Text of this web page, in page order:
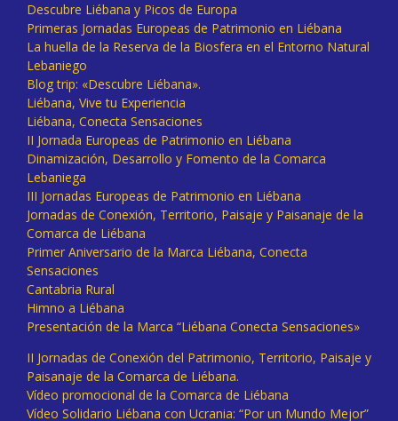
Descubre Liébana y Picos de Europa
Primeras Jornadas Europeas de Patrimonio en Liébana
La huella de la Reserva de la Biosfera en el Entorno Natural
Lebaniego
Blog trip: «Descubre Liébana».
Liébana, Vive tu Experiencia
Liébana, Conecta Sensaciones
II Jornada Europeas de Patrimonio en Liébana
Dinamización, Desarrollo y Fomento de la Comarca
Lebaniega
III Jornadas Europeas de Patrimonio en Liébana
Jornadas de Conexión, Territorio, Paisaje y Paisanaje de la
Comarca de Liébana
Primer Aniversario de la Marca Liébana, Conecta
Sensaciones
Cantabria Rural
Himno a Liébana
Presentación de la Marca “Liébana Conecta Sensaciones»
II Jornadas de Conexión del Patrimonio, Territorio, Paisaje y
Paisanaje de la Comarca de Liébana.
Vídeo promocional de la Comarca de Liébana
Vídeo Solidario Liébana con Ucrania: “Por un Mundo Mejor”